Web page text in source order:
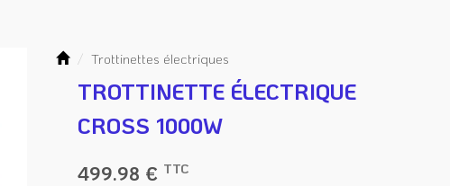
Trottinettes électriques
TROTTINETTE ÉLECTRIQUE
CROSS 1000W
499.98 € TTC